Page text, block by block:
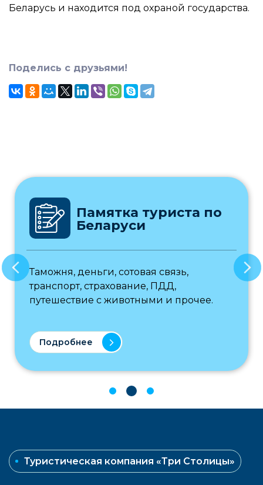
Беларусь и находится под охраной государства.
Поделись с друзьями!
Памятка туриста по
Беларуси
Таможня, деньги, сотовая связь,
транспорт, страхование, ПДД,
путешествие с животными и прочее.
Подробнее
Туристическая компания «Три Столицы»